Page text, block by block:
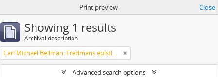
Print preview Close
Showing 1 results
Archival description
Carl Michael Bellman: Fredmans epistlar och sånger m.fl. Bellman-texter
Advanced search options